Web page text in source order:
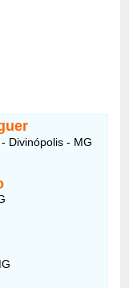
Divinópolis - MG